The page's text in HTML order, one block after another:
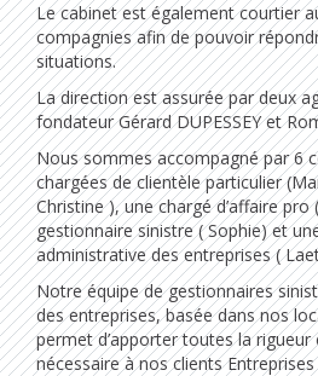
Le cabinet est également courtier
compagnies afin de pouvoir
situations.
La direction est assurée par deux
fondateur Gérard DUPESSEY et
Nous sommes accompagné par 6
chargées de clientèle particulier
Christine ), une chargé d’affaire pro
gestionnaire sinistre ( Sophie) et
administrative des entreprises (
Notre équipe de gestionnaires
des entreprises, basée dans nos
permet d’apporter toutes la rigueur
nécessaire à nos clients Entreprises